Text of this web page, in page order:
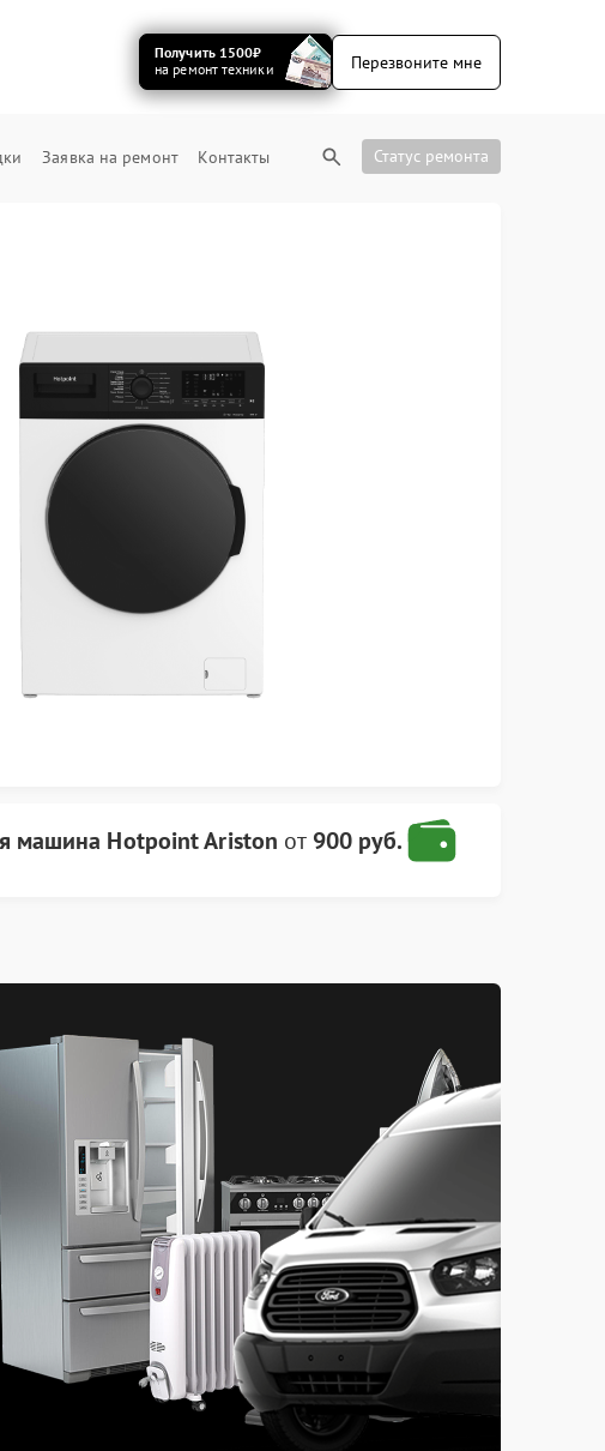
Получить 1500₽
на ремонт техники
Перезвоните мне
Заявка на ремонт Контакты Статус ремонта
машина Hotpoint Ariston от 900 руб.